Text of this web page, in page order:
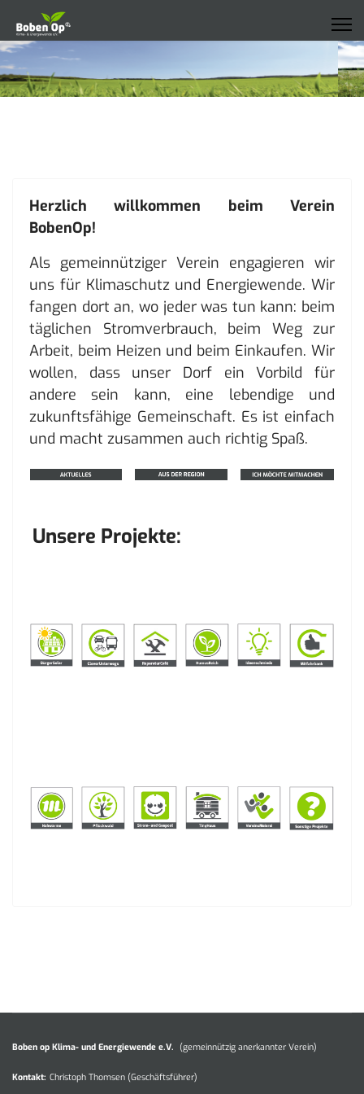
Herzlich willkommen beim Verein
BobenOp!
Als gemeinnütziger Verein engagieren wir
uns für Klimaschutz und Energiewende. Wir
fangen dort an, wo jeder was tun kann: beim
täglichen Stromverbrauch, beim Weg zur
Arbeit, beim Heizen und beim Einkaufen. Wir
wollen, dass unser Dorf ein Vorbild für
andere sein kann, eine lebendige und
zukunftsfähige Gemeinschaft. Es ist einfach
und macht zusammen auch richtig Spaß.
Unsere Projekte:
Boben op Klima- und Energiewende e.V. (gemeinnützig anerkannter Verein)
Kontakt: Christoph Thomsen (Geschäftsführer)